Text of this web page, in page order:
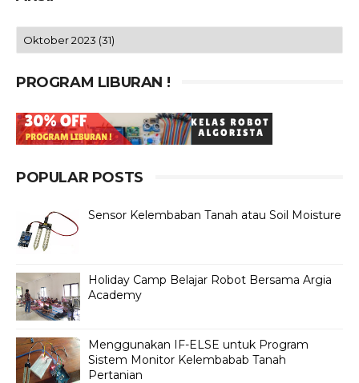
PROGRAM LIBURAN !
POPULAR POSTS
Sensor Kelembaban Tanah atau Soil Moisture
Holiday Camp Belajar Robot Bersama Argia
Academy
Menggunakan IF-ELSE untuk Program
Sistem Monitor Kelembabab Tanah
Pertanian